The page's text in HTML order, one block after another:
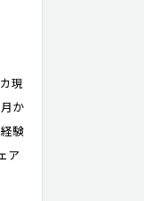
現
か
験
ア